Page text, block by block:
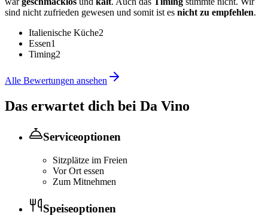
sind nicht zufrieden gewesen und somit ist es nicht zu empfehlen.
Italienische Küche2
Essen1
Timing2
Alle Bewertungen ansehen
Das erwartet dich bei Da Vino
Serviceoptionen
Sitzplätze im Freien
Vor Ort essen
Zum Mitnehmen
Speiseoptionen